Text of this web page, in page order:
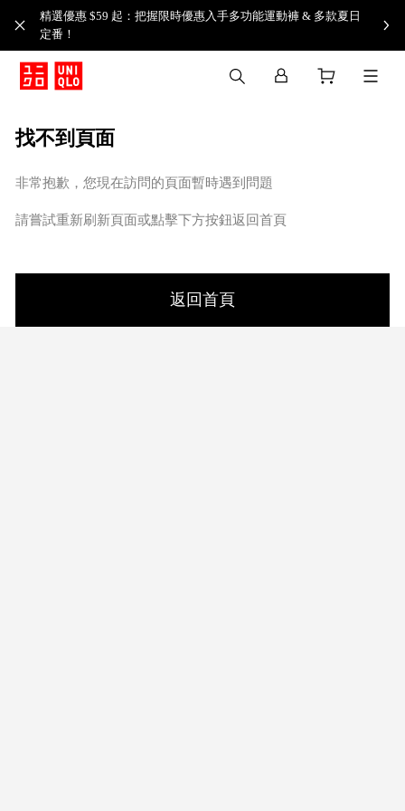
精選優惠 $59 起：把握限時優惠入手多功能運動褲 & 多款夏日
定番！​
找不到頁面
非常抱歉，您現在訪問的頁面暫時遇到問題
請嘗試重新刷新頁面或點擊下方按鈕返回首頁
返回首頁